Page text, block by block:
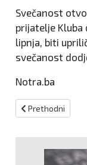
Svečanost
prijatelje Kluba
lipnja, biti
svečanost
Notra.ba
Prethodni
Prethodni